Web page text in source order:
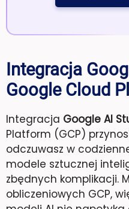
Integracja
Google Cloud
Integracja Google AI
Platform (GCP)
odczuwasz w
modele sztucznej
zbędnych komplikacji.
obliczeniowych GCP,